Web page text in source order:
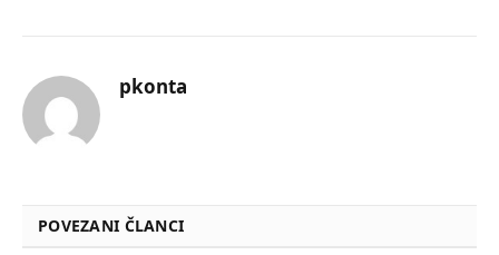
pkonta
POVEZANI ČLANCI